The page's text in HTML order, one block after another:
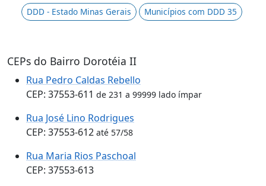
DDD - Estado Minas Gerais
Municípios com DDD 35
CEPs do Bairro Dorotéia II
Rua Pedro Caldas Rebello
CEP: 37553-611 de 231 a 99999 lado ímpar
Rua José Lino Rodrigues
CEP: 37553-612 até 57/58
Rua Maria Rios Paschoal
CEP: 37553-613